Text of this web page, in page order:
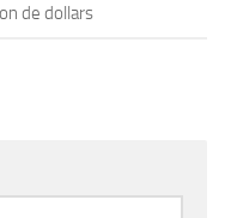
de dollars